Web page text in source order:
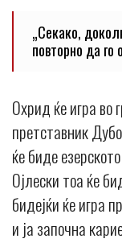
„Секако,
повторно да го
Охрид ќе игра во
претставник
ќе биде
Ојлески тоа ќе
бидејќи ќе игра
и ја започна